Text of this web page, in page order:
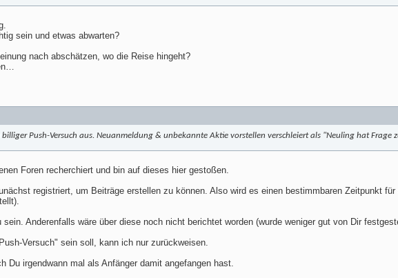
sein und etwas abwarten?
nach abschätzen, wo die Reise hingeht?
Push-Versuch aus. Neuanmeldung & unbekannte Aktie vorstellen verschleiert als "Neuling hat Frage
Foren recherchiert und bin auf dieses hier gestoßen.
registriert, um Beiträge erstellen zu können. Also wird es einen bestimmbaren Zeitpunkt
Anderenfalls wäre über diese noch nicht berichtet worden (wurde weniger gut von Dir
Versuch" sein soll, kann ich nur zurückweisen.
Du irgendwann mal als Anfänger damit angefangen hast.